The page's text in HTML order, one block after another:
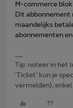
M-commerce
Dit abbonnement
maandelijks
abonnementen
Tip: noteer in het
'Ticket' kun je
vermelden),